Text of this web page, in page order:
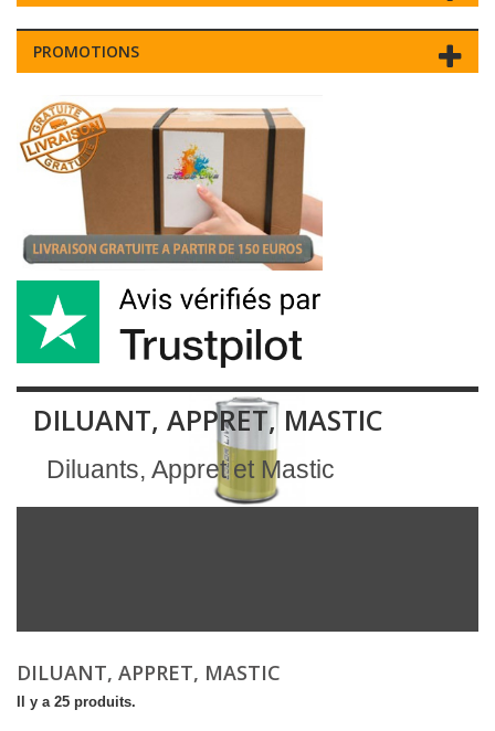
PROMOTIONS
DILUANT, APPRET, MASTIC
Diluants, Appret et Mastic
DILUANT, APPRET, MASTIC
Il y a 25 produits.